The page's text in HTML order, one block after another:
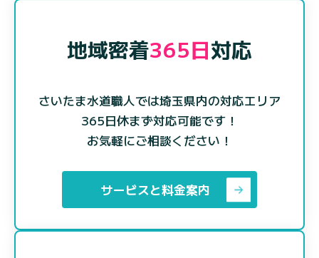
地域密着365日対応
さいたま水道職人では埼玉県内の対応エリア
365日休まず対応可能です！
お気軽にご相談ください！
サービスと料金案内